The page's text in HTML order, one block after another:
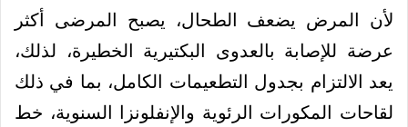
لأن المرض يضعف الطحال، يصبح المرضى أكثر
عرضة للإصابة بالعدوى البكتيرية الخطيرة، لذلك،
يعد الالتزام بجدول التطعيمات الكامل، بما في ذلك
لقاحات المكورات الرئوية والإنفلونزا السنوية، خط